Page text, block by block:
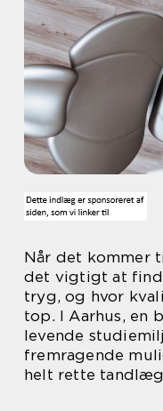
Når det kommer
det vigtigt at
tryg, og hvor
top. I Aarhus, en
levende
fremragende
helt rette